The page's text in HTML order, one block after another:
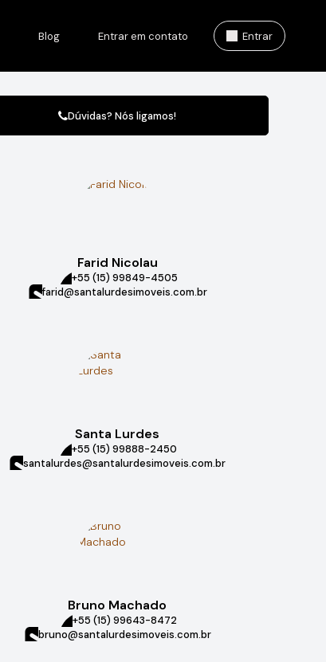
Entrar
Entrar em contato
Blog
Dúvidas? Nós ligamos!
Farid Nicolau
+55 (15) 99849-4505
farid@santalurdesimoveis.com.br
Santa Lurdes
+55 (15) 99888-2450
santalurdes@santalurdesimoveis.com.br
Bruno Machado
+55 (15) 99643-8472
bruno@santalurdesimoveis.com.br